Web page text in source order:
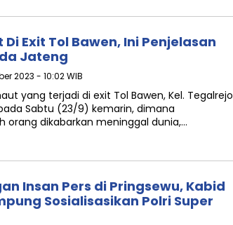
Exit Tol Bawen, Ini Penjelasan
Jateng
2023 - 10:02 WIB
yang terjadi di exit Tol Bawen, Kel. Tegalrejo
Sabtu (23/9) kemarin, dimana
orang dikabarkan meninggal dunia,…
Insan Pers di Pringsewu, Kabid
Sosialisasikan Polri Super